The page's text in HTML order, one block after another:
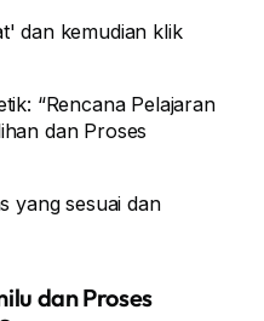
dan kemudian klik
“Rencana Pelajaran
dan Proses
yang sesuai dan
dan Proses